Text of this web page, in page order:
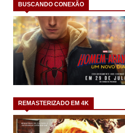
BUSCANDO CONEXÃO
REMASTERIZADO EM 4K